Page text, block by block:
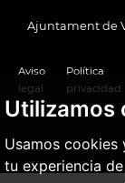
Utilizamos
Usamos
tu experiencia
Ajuntament de
Aviso
legal
Política
privacidad